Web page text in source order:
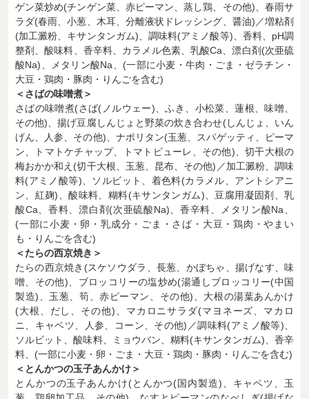
ゲン菜炒め(チンゲン菜、赤ピーマン、蒸し鶏、その他)、春雨サ
ラダ(春雨、小葱、木耳、分離液状ドレッシング、醤油)／増粘剤
(加工澱粉、キサンタンガム)、調味料(アミノ酸等)、香料、pH調
整剤、酸味料、香辛料、カラメル色素、乳酸Ca、漂白剤(次亜硫
酸Na)、メタリン酸Na、(一部に小麦・牛肉・ごま・ゼラチン・
大豆・鶏肉・豚肉・りんごを含む)
＜さばの味噌煮＞
さばの味噌煮(さば(ノルウェー)、ふき、小松菜、蓮根、味噌、
その他)、揚げ豆腐しんじょと野菜の炊き合わせ(しんじょ、いん
げん、人参、その他)、ナポリタン(玉葱、スパゲッティ、ピーマ
ン、トマトケチャップ、トマトピューレ、その他)、切干大根の
梅おかか和え(切干大根、玉葱、昆布、その他)／加工澱粉、調味
料(アミノ酸等)、ソルビット、着色料(カラメル、アントシアニ
ン、紅麹)、酸味料、糊料(キサンタンガム)、豆腐用凝固剤、乳
酸Ca、香料、漂白剤(次亜硫酸Na)、香辛料、メタリン酸Na、
(一部に小麦・卵・乳成分・ごま・さば・大豆・鶏肉・やまい
も・りんごを含む)
＜たらの西京焼き＞
たらの西京焼き(スケソウダラ、長葱、かぼちゃ、揚げなす、味
噌、その他)、ブロッコリーの塩炒め(湯通しブロッコリー(中国
製造)、玉葱、筍、赤ピーマン、その他)、大根の湯葉あんかけ
(大根、だし、その他)、マカロニサラダ(マヨネーズ、マカロ
ニ、キャベツ、人参、コーン、その他)／調味料(アミノ酸等)、
ソルビット、酸味料、ミョウバン、糊料(キサンタンガム)、香辛
料、(一部に小麦・卵・ごま・大豆・鶏肉・豚肉・りんごを含む)
＜とんかつの玉子あんかけ＞
とんかつの玉子あんかけ(とんかつ(国内製造)、キャベツ、玉